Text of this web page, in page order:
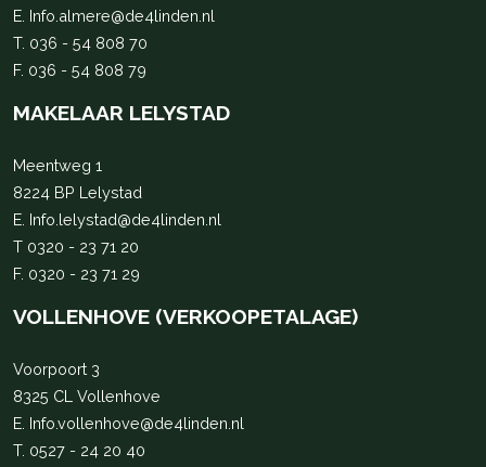
E. Info.almere@de4linden.nl
T. 036 - 54 808 70
F. 036 - 54 808 79
MAKELAAR LELYSTAD
Meentweg 1
8224 BP Lelystad
E. Info.lelystad@de4linden.nl
T 0320 - 23 71 20
F. 0320 - 23 71 29
VOLLENHOVE (VERKOOPETALAGE)
Voorpoort 3
8325 CL Vollenhove
E. Info.vollenhove@de4linden.nl
T. 0527 - 24 20 40